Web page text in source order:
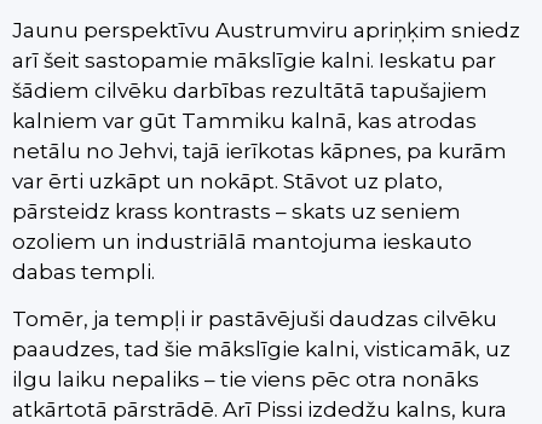
Jaunu perspektīvu Austrumviru apriņķim sniedz
arī šeit sastopamie mākslīgie kalni. Ieskatu par
šādiem cilvēku darbības rezultātā tapušajiem
kalniem var gūt Tammiku kalnā, kas atrodas
netālu no Jehvi, tajā ierīkotas kāpnes, pa kurām
var ērti uzkāpt un nokāpt. Stāvot uz plato,
pārsteidz krass kontrasts – skats uz seniem
ozoliem un industriālā mantojuma ieskauto
dabas templi.
Tomēr, ja tempļi ir pastāvējuši daudzas cilvēku
paaudzes, tad šie mākslīgie kalni, visticamāk, uz
ilgu laiku nepaliks – tie viens pēc otra nonāks
atkārtotā pārstrādē. Arī Pissi izdedžu kalns, kura